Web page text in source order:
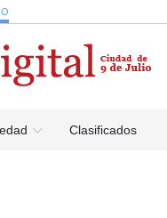
Clasificados